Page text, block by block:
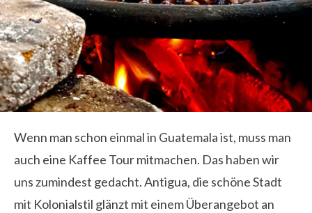
Wenn man schon einmal in Guatemala ist, muss man
auch eine Kaffee Tour mitmachen. Das haben wir
uns zumindest gedacht. Antigua, die schöne Stadt
mit Kolonialstil glänzt mit einem Überangebot an